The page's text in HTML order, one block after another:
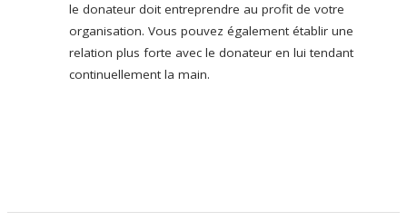
le donateur doit entreprendre au profit de votre
organisation. Vous pouvez également établir une
relation plus forte avec le donateur en lui tendant
continuellement la main.